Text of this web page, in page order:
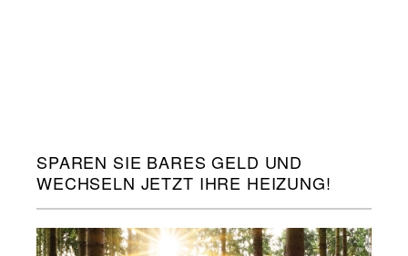
SPAREN SIE BARES GELD UND
WECHSELN JETZT IHRE HEIZUNG!